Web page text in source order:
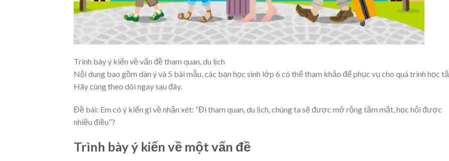
Trình bày ý kiến về vấn đề tham quan, du lịch
Nội dung bao gồm dàn ý và 5 bài mẫu, các bạn học sinh lớp 6 có thể tham khảo để phục vụ cho quá trình học
Hãy cùng theo dõi ngay sau đây.
Đề bài: Em có ý kiến gì về nhận xét: “Đi tham quan, du lịch, chúng ta sẽ được mở rộng tầm mắt, học hỏi được
nhiều điều”?
Trình bày ý kiến về một vấn đề